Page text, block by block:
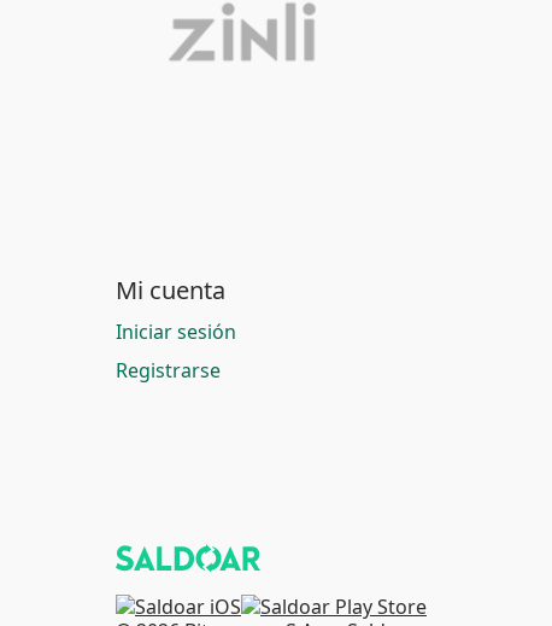
Mi cuenta
Iniciar sesión
Registrarse